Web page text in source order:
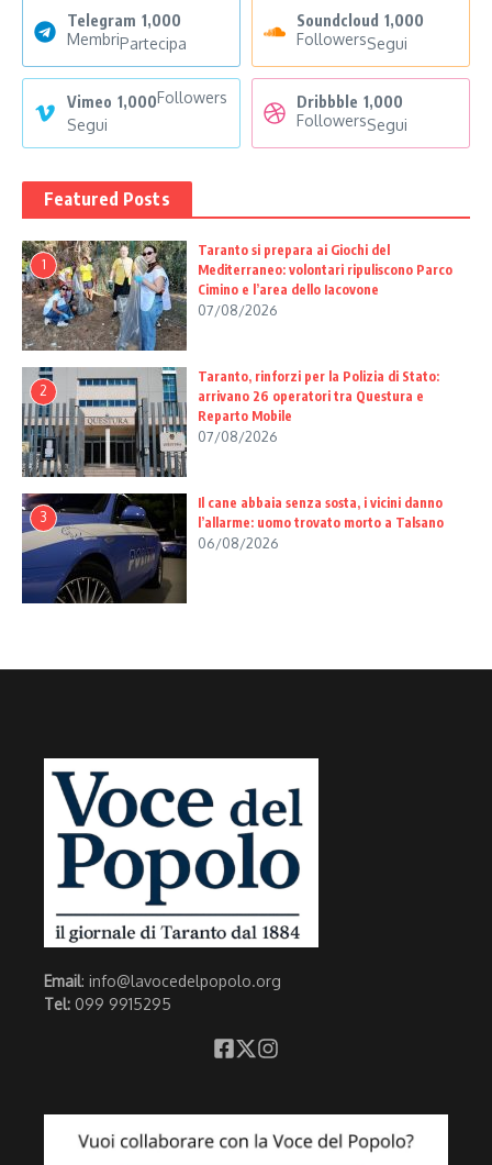
Telegram 1,000
MembriPartecipa
Soundcloud 1,000
FollowersSegui
Vimeo 1,000Followers
Segui
Dribbble 1,000
FollowersSegui
Featured Posts
1
Taranto si prepara ai Giochi del
Mediterraneo: volontari ripuliscono Parco
Cimino e l’area dello Iacovone
07/08/2026
2
Taranto, rinforzi per la Polizia di Stato:
arrivano 26 operatori tra Questura e
Reparto Mobile
07/08/2026
3
Il cane abbaia senza sosta, i vicini danno
l’allarme: uomo trovato morto a Talsano
06/08/2026
Email: info@lavocedelpopolo.org
Tel: 099 9915295